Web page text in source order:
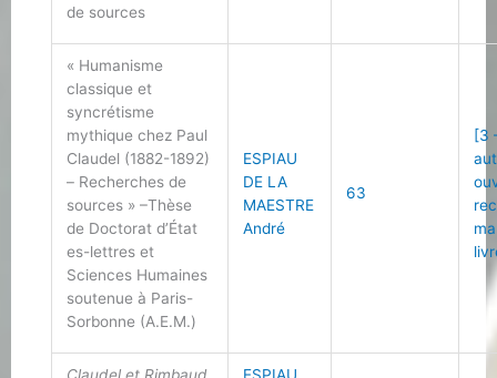
de sources
« Humanisme
classique et
syncrétisme
mythique chez Paul
Claudel (1882-1892)
– Recherches de
sources » –Thèse
de Doctorat d’État
es-lettres et
Sciences Humaines
soutenue à Paris-
Sorbonne (A.E.M.)
ESPIAU
DE LA
MAESTRE
André
63
[3